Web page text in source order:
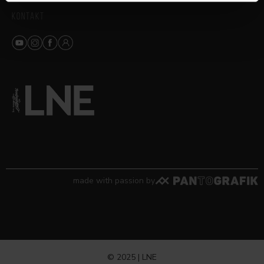
made with passion by
© 2025 | LNE